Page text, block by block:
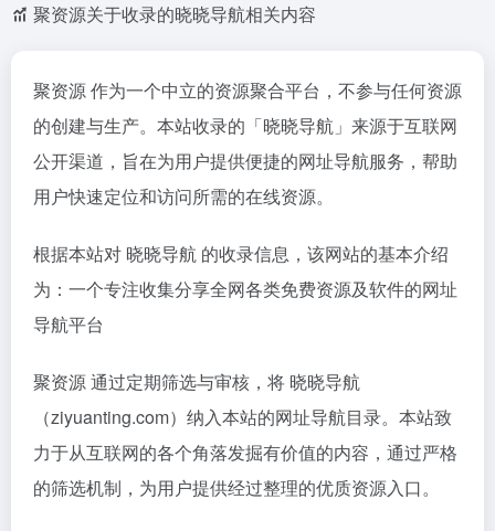
聚资源关于收录的晓晓导航相关内容
聚资源 作为一个中立的资源聚合平台，不参与任何资源
的创建与生产。本站收录的「晓晓导航」来源于互联网
公开渠道，旨在为用户提供便捷的网址导航服务，帮助
用户快速定位和访问所需的在线资源。
根据本站对 晓晓导航 的收录信息，该网站的基本介绍
为：一个专注收集分享全网各类免费资源及软件的网址
导航平台
聚资源 通过定期筛选与审核，将 晓晓导航
（ziyuanting.com）纳入本站的网址导航目录。本站致
力于从互联网的各个角落发掘有价值的内容，通过严格
的筛选机制，为用户提供经过整理的优质资源入口。